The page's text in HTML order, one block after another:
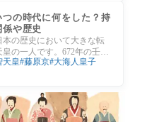
の時代に何をした？持
や歴史
本の歴史において大きな転
の一人です。672年の壬申
族中心の政治から天皇中
天皇 藤原京 大海人皇子